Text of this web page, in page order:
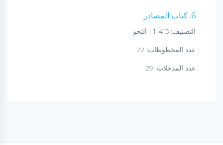
6. كتاب المصادر
التصنيف:
عدد المخطوطات:
عدد المدخلات: